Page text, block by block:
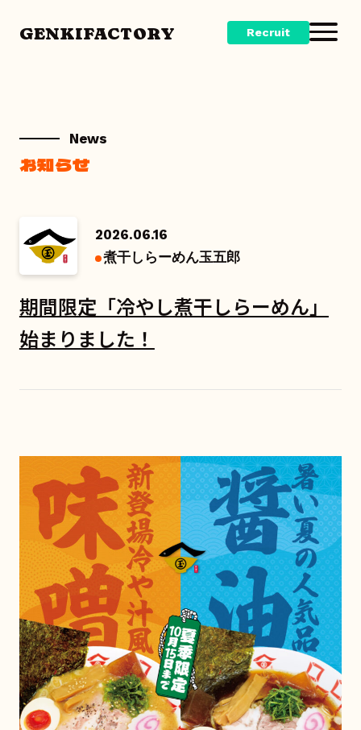
GENKIFACTORY Recruit
News
お知らせ
2026.06.16
煮干しらーめん玉五郎
期間限定「冷やし煮干しらーめん」
始まりました！